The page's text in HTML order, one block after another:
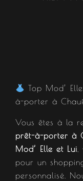
Top Mod’
à-porter à
Vous êtes à la
prêt-à-porter à
Mod’ Elle et Lui
pour un
personnalisé.